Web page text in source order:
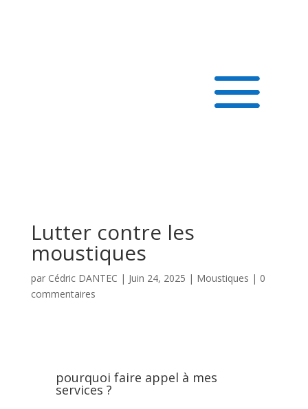
Lutter contre les
moustiques
par Cédric DANTEC | Juin 24, 2025 | Moustiques | 0
commentaires
pourquoi faire appel à mes
services ?